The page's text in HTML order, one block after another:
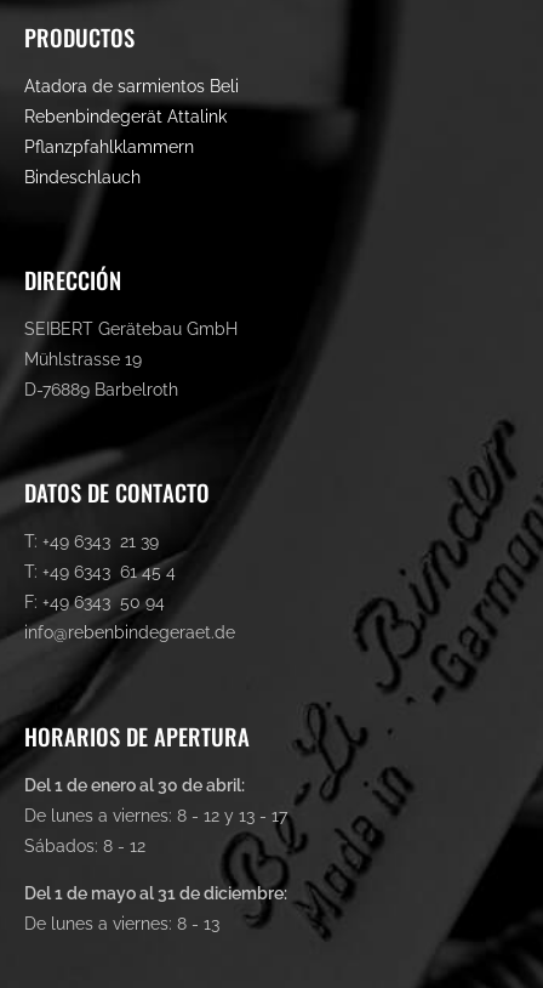
PRODUCTOS
Saltar
navegación
Atadora de sarmientos Beli
Rebenbindegerät Attalink
Pflanzpfahlklammern
Bindeschlauch
DIRECCIÓN
SEIBERT Gerätebau GmbH
Mühlstrasse 19
D-76889 Barbelroth
DATOS DE CONTACTO
T: +49 6343 21 39
T: +49 6343 61 45 4
F: +49 6343 50 94
info@rebenbindegeraet.de
HORARIOS DE APERTURA
Del 1 de enero al 30 de abril:
De lunes a viernes: 8 - 12 y 13 - 17
Sábados: 8 - 12
Del 1 de mayo al 31 de diciembre:
De lunes a viernes: 8 - 13